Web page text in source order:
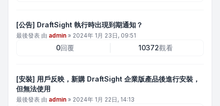
[公告] DraftSight 執行時出現到期通知？
最後發表 由 admin » 2024年 1月 23日, 09:51
0回覆 10372觀看
[安裝] 用戶反映，新購 DraftSight 企業版產品後進行安裝，
但無法使用
最後發表 由 admin » 2024年 1月 22日, 14:13